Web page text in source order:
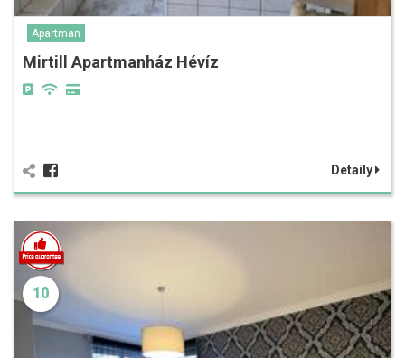
Apartman
Mirtill Apartmanház Hévíz
Detaily
10